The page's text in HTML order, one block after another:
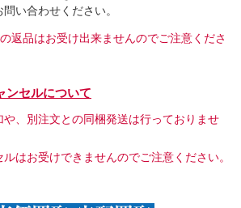
い合わせください。
返品はお受け出来ませんのでご注意くださ
ンセルについて
や、別注文との同梱発送は行っておりませ
はお受けできませんのでご注意ください。